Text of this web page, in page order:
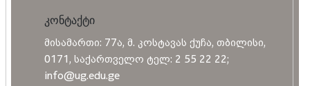
კონტაქტი
მისამართი: 77ა, მ. კოსტავას ქუჩა, თბილისი,
0171, საქართველო ტელ: 2 55 22 22;
info@ug.edu.ge